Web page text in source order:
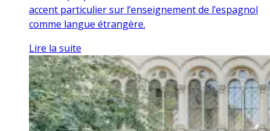
accent particulier sur l’enseignement de l’espagnol
comme langue étrangère.
Lire la suite